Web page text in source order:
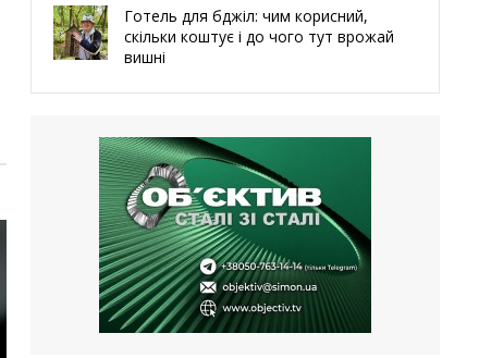
Готель для бджіл: чим корисний,
скільки коштує і до чого тут врожай
вишні
Чугуєва, міста, яке встояло попри
все
21.05.2026
«ТЦК порушує закон? Нехай
платять!» Як завдяки штрафу жінку
виключили з обліку
15.05.2026